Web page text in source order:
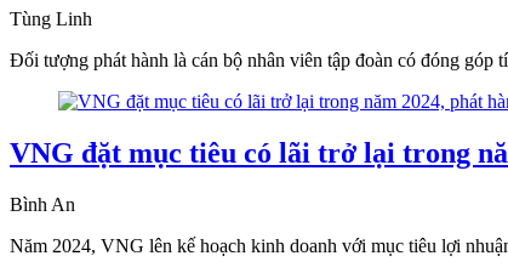
Tùng Linh
Đối tượng phát hành là cán bộ nhân viên tập đoàn có đóng
VNG đặt mục tiêu có lãi trở lại trong
Bình An
Năm 2024, VNG lên kế hoạch kinh doanh với mục tiêu lợi